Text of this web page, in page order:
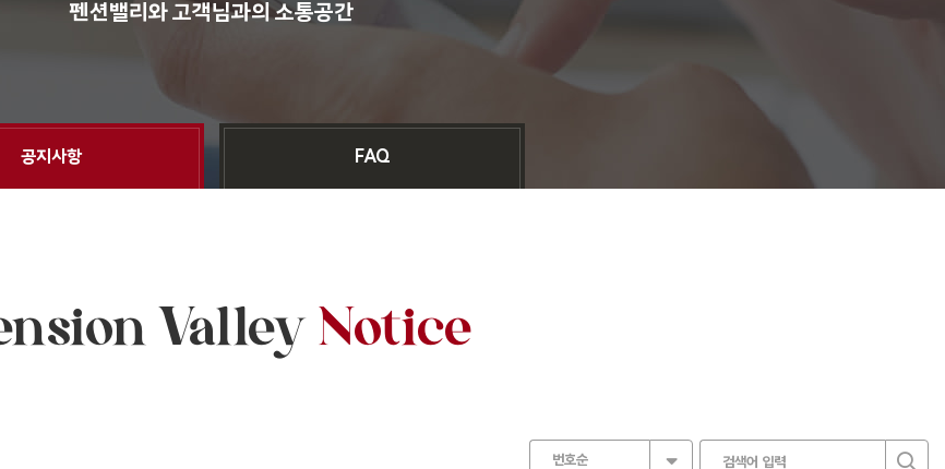
펜션밸리와 고객님과의 소통공간
공지사항 FAQ
Valley Notice
번호순